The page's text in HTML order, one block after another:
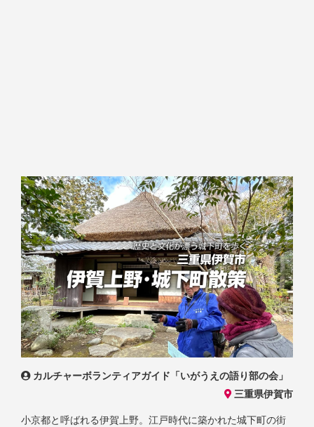
カルチャーボランティアガイド「いがうえの語り部の会」
三重県伊賀市
小京都と呼ばれる伊賀上野。江戸時代に築かれた城下町の街